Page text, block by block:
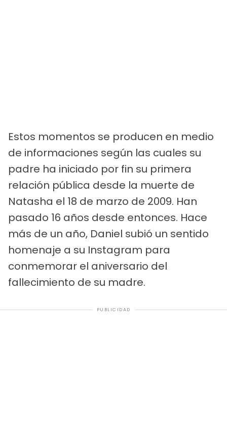
Estos momentos se producen en medio
de informaciones según las cuales su
padre ha iniciado por fin su primera
relación pública desde la muerte de
Natasha el 18 de marzo de 2009. Han
pasado 16 años desde entonces. Hace
más de un año, Daniel subió un sentido
homenaje a su Instagram para
conmemorar el aniversario del
fallecimiento de su madre.
PUBLICIDAD